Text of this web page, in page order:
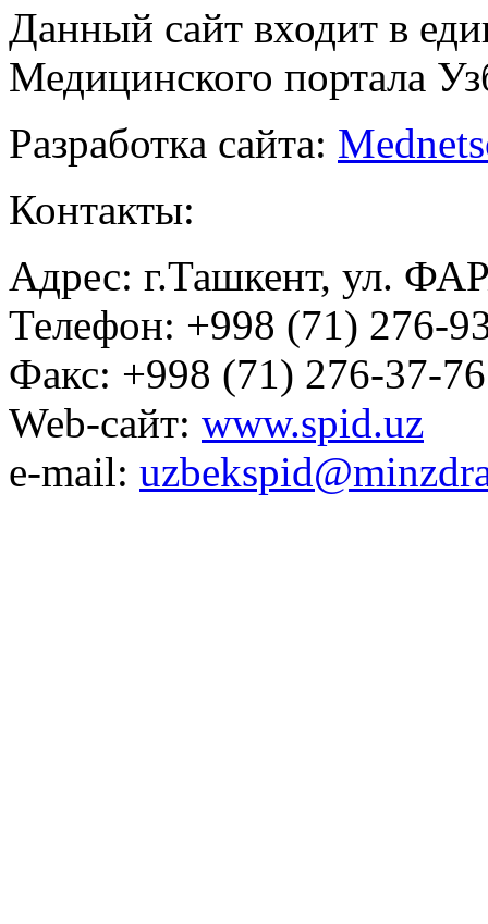
Данный сайт входит в
Медицинского портала
Разработка сайта:
Контакты:
Адрес: г.Ташкент, ул.
Телефон: +998 (71) 276-
Факс: +998 (71) 276-37-76
Web-сайт: www.spid.uz
e-mail: